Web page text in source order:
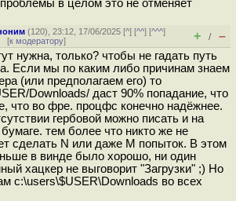
в целом это не отменяет
(120), 23:12, 17/06/2025 [^] [^^] [^^^]
[к модератору] + / –
нужна, только? чтобы не гадать путь
Если мы по каким либо причинам знаем
(или предполагаем его) то
Downloads/ даст 90% попадание, что
что во фре. процфс конечно надёжнее.
гербовой можно писать и на
тем более что никто же не
сделать N или даже M попыток. В этом
в винде было хорошо, ни один
хацкер не выговорит "Загрузки" ;) Но
c:\users\$USER\Downloads во всех